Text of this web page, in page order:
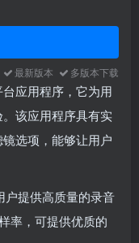
最新版本 多版本下载
应用程序，它为用
该应用程序具有实
选项，能够让用户
户提供高质量的录音
率，可提供优质的